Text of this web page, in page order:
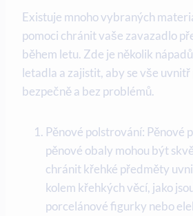
Existuje mnoho vybraných
pomoci chránit vaše zavazadlo
během letu. Zde je několik
letadla a zajistit, aby se vše
bezpečně a bez problémů.
Pěnové polstrování: Pěnové
pěnové obaly mohou být
chránit křehké předměty
kolem křehkých věcí, jako
porcelánové figurky nebo